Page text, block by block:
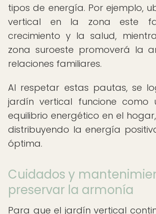
tipos de energía. Por ejemplo,
vertical en la zona este
crecimiento y la salud,
zona suroeste promoverá la
relaciones familiares.
Al respetar estas pautas, se
jardín vertical funcione como
equilibrio energético en el
distribuyendo la energía
óptima.
Cuidados y
preservar la armonía
Para que el jardín vertical